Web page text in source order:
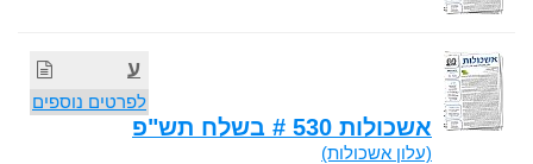
ע
לפרטים נוספים
אשכולות 530 # בשלח תש"פ
(עלון אשכולות)